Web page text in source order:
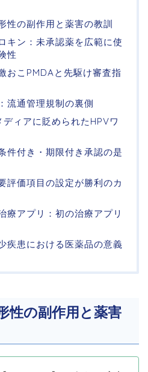
性の副作用と薬害の教訓
キン：未承認薬を広範に使
性
おこPMDAと先駆け審査指
流通管理規制の裏側
ィアに貶められたHPVワ
件付き・期限付き承認の是
評価項目の設定が勝利のカ
療アプリ：初の治療アプリ
疾患における医薬品の意義
性の副作用と薬害